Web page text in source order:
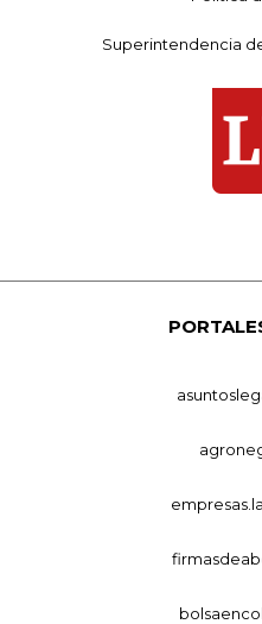
Superintendencia